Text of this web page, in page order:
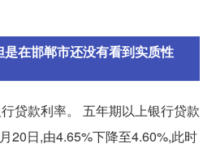
在邯郸市还没有看到实质性
贷款利率。 五年期以上银行贷款
20日,由4.65%下降至4.60%,此时